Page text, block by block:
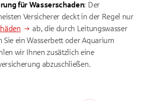
für Wasserschaden: Der
Versicherer deckt in der Regel nur
ab, die durch Leitungswasser
Sie ein Wasserbett oder Aquarium
wir Ihnen zusätzlich eine
abzuschließen.